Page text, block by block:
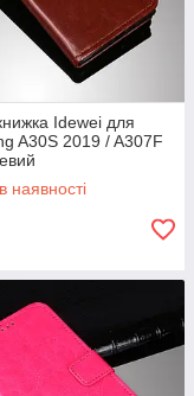
Idewei для
A30S 2019 / A307F
наявності